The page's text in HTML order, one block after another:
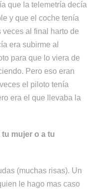
que la telemetría decía
y que el coche tenía
al final harto de
era subirme al
para que lo viera de
Pero eso eran
el piloto tenía
era el que llevaba la
mujer o a tu
(muchas risas). Un
le hago mas caso